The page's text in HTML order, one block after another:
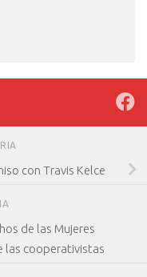
con Travis Kelce
de las Mujeres
las cooperativistas